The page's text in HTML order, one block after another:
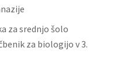
za srednjo šolo
za biologijo v 3.